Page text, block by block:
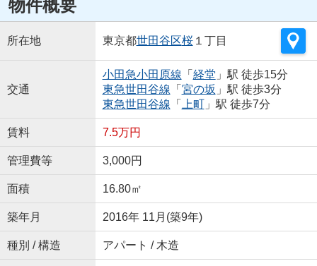
物件概要
所在地 東京都世田谷区桜１丁目
交通
小田急小田原線 「 経堂 」駅 徒歩15分
東急世田谷線 「 宮の坂 」駅 徒歩3分
東急世田谷線 「 上町」駅 徒歩7分
賃料 7.5万円
管理費等 3,000円
面積 16.80㎡
築年月 2016年 11月(築9年)
種別 / 構造 アパート / 木造